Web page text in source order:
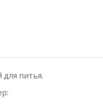
питья.